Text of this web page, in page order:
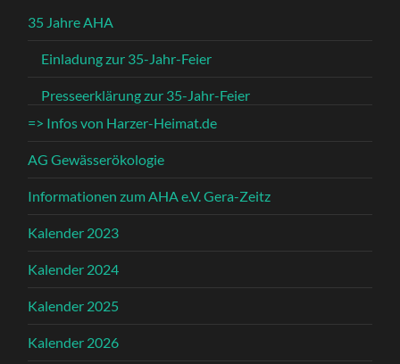
35 Jahre AHA
Einladung zur 35-Jahr-Feier
Presseerklärung zur 35-Jahr-Feier
=> Infos von Harzer-Heimat.de
AG Gewässerökologie
Informationen zum AHA e.V. Gera-Zeitz
Kalender 2023
Kalender 2024
Kalender 2025
Kalender 2026